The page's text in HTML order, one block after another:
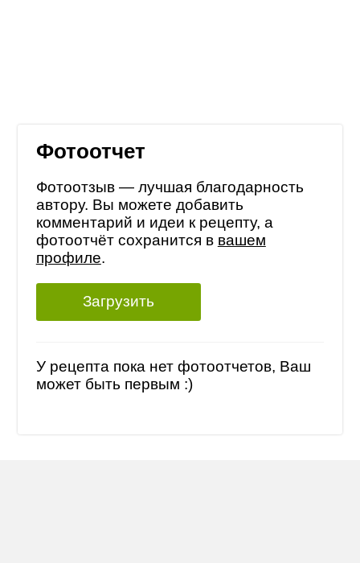
Фотоотчет
Фотоотзыв — лучшая благодарность
автору. Вы можете добавить
комментарий и идеи к рецепту, а
фотоотчёт сохранится в вашем
профиле.
Загрузить
У рецепта пока нет фотоотчетов, Ваш
может быть первым :)